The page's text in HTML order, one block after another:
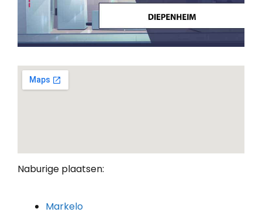
Naburige plaatsen:
Markelo